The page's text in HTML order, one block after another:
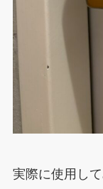
実際に使用し